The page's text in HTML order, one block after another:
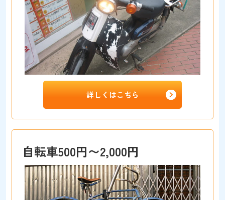
詳しくはこちら
自転車500円〜2,000円